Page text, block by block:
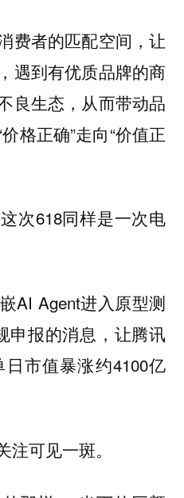
费者的匹配空间，让
遇到有优质品牌的商
良生态，从而带动品
格正确”走向“价值正
次618同样是一次电
AI Agent进入原型测
申报的消息，让腾讯
市值暴涨约4100亿
可见一斑。